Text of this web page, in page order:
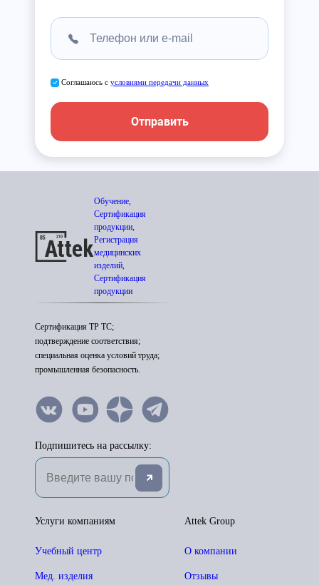
Соглашаюсь с условиями передачи данных
Отправить
Обучение,
Сертификация
продукции,
Регистрация
медицинских
изделий,
Сертификация
продукции
Сертификация ТР ТС;
подтверждение соответствия;
специальная оценка условий труда;
промышленная безопасность.
Подпишитесь на рассылку:
Attek Group
О компании
Отзывы
Услуги компаниям
Учебный центр
Мед. изделия